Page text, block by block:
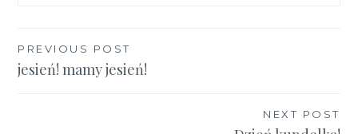
Nawigacja
wpisu
PREVIOUS POST
jesień! mamy jesień!
NEXT POST